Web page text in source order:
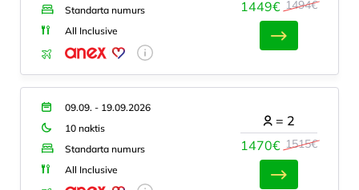
Standarta numurs
All Inclusive
1449€ 1494€
09.09. - 19.09.2026
10 naktis
Standarta numurs
All Inclusive
1470€ 1515€
= 2